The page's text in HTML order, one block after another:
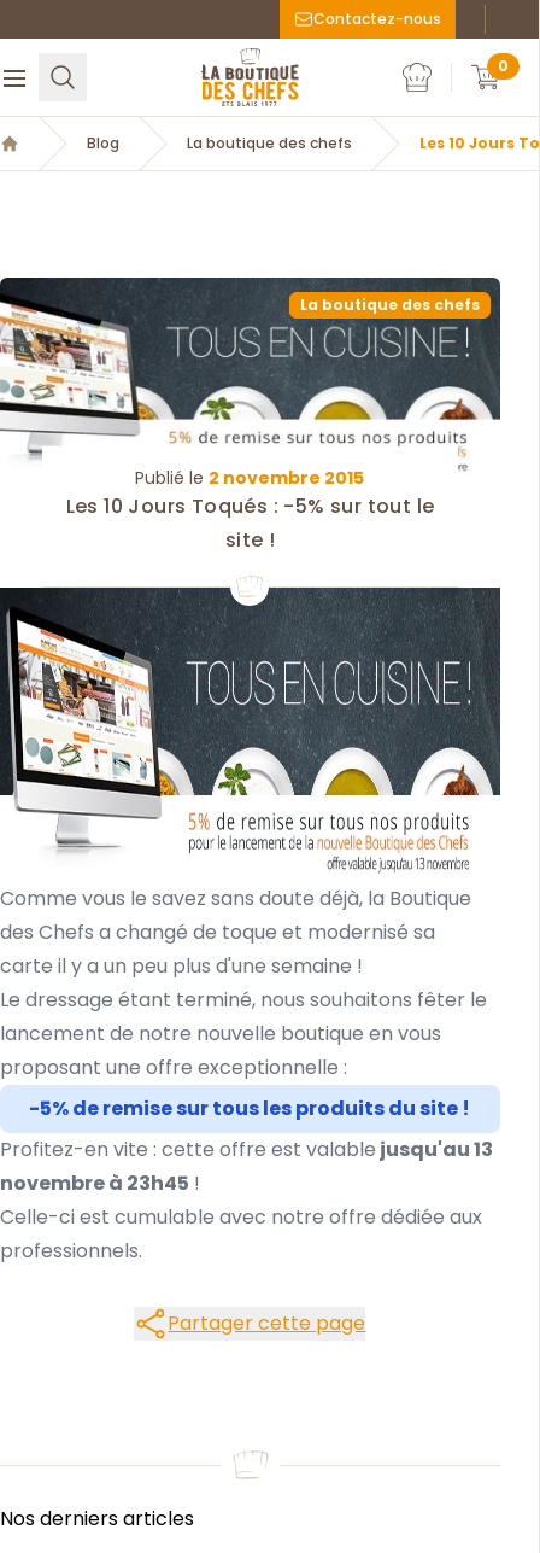
Contactez-nous
Ouvrir le menuRechercher
La Boutique des chefs
Mon compte
Mon
0
Accueil
Blog La boutique des chefs Les 10 Jours
La boutique des chefs
Publié le 2 novembre 2015
Les 10 Jours Toqués : -5% sur tout le
site !
Comme vous le savez sans doute déjà, la Boutique
des Chefs a changé de toque et modernisé sa
carte il y a un peu plus d'une semaine !
Le dressage étant terminé, nous souhaitons fêter le
lancement de notre nouvelle boutique en vous
proposant une offre exceptionnelle :
-5% de remise sur tous les produits du site !
Profitez-en vite : cette offre est valable jusqu'au 13
novembre à 23h45 !
Celle-ci est cumulable avec notre offre dédiée aux
professionnels.
Partager cette page
Partager cette page
Nos derniers articles